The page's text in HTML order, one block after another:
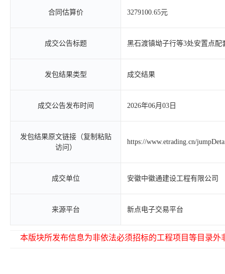
合同估算价 3279100.65元
成交公告标题 黑石渡镇坳子行等3处安置点
发包结果类型 成交结果
成交公告发布时间 2026年06月03日
发包结果原文链接（复制粘贴
访问）
https://www.etrading.cn/
成交单位 安徽中徽通建设工程有限公司
来源平台 新点电子交易平台
本版块所发布信息为非依法必须招标的工程项目等目录